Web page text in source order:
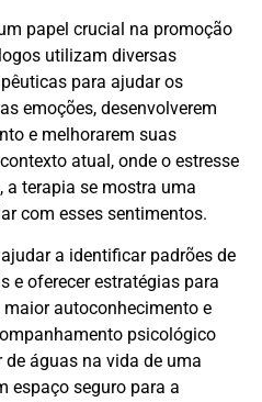
papel crucial na promoção
utilizam diversas
para ajudar os
emoções, desenvolverem
e melhorarem suas
atual, onde o estresse
a terapia se mostra uma
com esses sentimentos.
a identificar padrões de
e oferecer estratégias para
autoconhecimento e
psicológico
águas na vida de uma
espaço seguro para a